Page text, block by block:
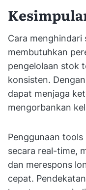
Cara menghindari
membutuhkan
pengelolaan stok
konsisten.
dapat menjaga
mengorbankan
Penggunaan
secara real-time,
dan merespons
cepat.